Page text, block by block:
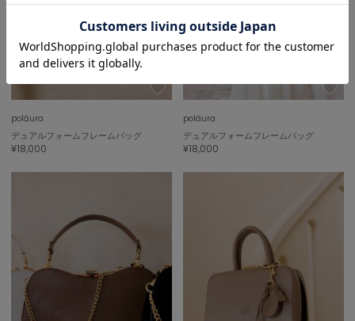
poláura
デュアルフォームフレームバッグ
¥18,000
poláura
デュアルフォームフレームバッグ
¥18,000